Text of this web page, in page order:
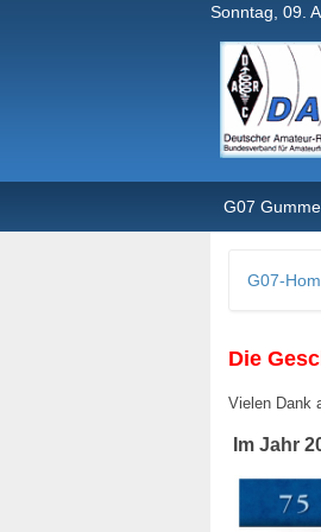
Sonntag, 09.
G07
G07-
Die
Vielen Dank
Im Jahr